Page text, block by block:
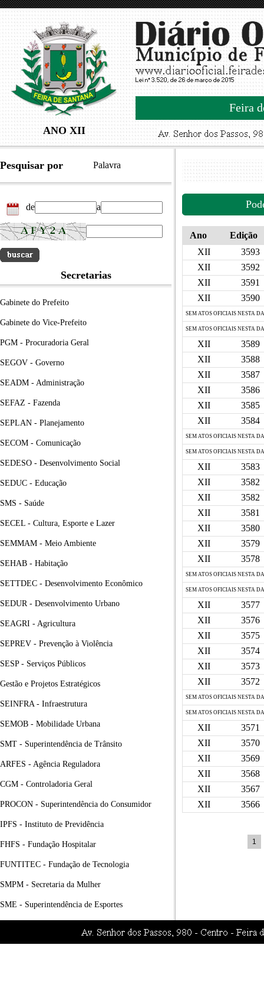
ANO XII
Feira
Pesquisar por Palavra
de a
Secretarias
Gabinete do Prefeito
Gabinete do Vice-Prefeito
PGM - Procuradoria Geral
SEGOV - Governo
SEADM - Administração
SEFAZ - Fazenda
SEPLAN - Planejamento
SECOM - Comunicação
SEDESO - Desenvolvimento Social
SEDUC - Educação
SMS - Saúde
SECEL - Cultura, Esporte e Lazer
SEMMAM - Meio Ambiente
SEHAB - Habitação
SETTDEC - Desenvolvimento Econômico
SEDUR - Desenvolvimento Urbano
SEAGRI - Agricultura
SEPREV - Prevenção à Violência
SESP - Serviços Públicos
Gestão e Projetos Estratégicos
SEINFRA - Infraestrutura
SEMOB - Mobilidade Urbana
SMT - Superintendência de Trânsito
ARFES - Agência Reguladora
CGM - Controladoria Geral
PROCON - Superintendência do Consumidor
IPFS - Instituto de Previdência
FHFS - Fundação Hospitalar
FUNTITEC - Fundação de Tecnologia
SMPM - Secretaria da Mulher
SME - Superintendência de Esportes
Ano
Edição
XII
3593
XII
3592
XII
3591
XII
3590
SEM ATOS OFICIAIS NESTA
SEM ATOS OFICIAIS NESTA
XII
3589
XII
3588
XII
3587
XII
3586
XII
3585
XII
3584
SEM ATOS OFICIAIS NESTA
SEM ATOS OFICIAIS NESTA
XII
3583
XII
3582
XII
3582
XII
3581
XII
3580
XII
3579
XII
3578
SEM ATOS OFICIAIS NESTA
SEM ATOS OFICIAIS NESTA
XII
3577
XII
3576
XII
3575
XII
3574
XII
3573
XII
3572
SEM ATOS OFICIAIS NESTA
SEM ATOS OFICIAIS NESTA
XII
3571
XII
3570
XII
3569
XII
3568
XII
3567
XII
3566
1